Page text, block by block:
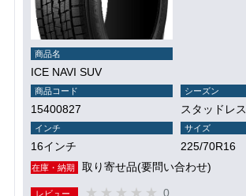
商品名
ICE NAVI SUV
商品コード
15400827
シーズン
スタッドレス
インチ
16インチ
サイズ
225/70R16
在庫・納期 取り寄せ品(要問い合わせ)
レビュー 0